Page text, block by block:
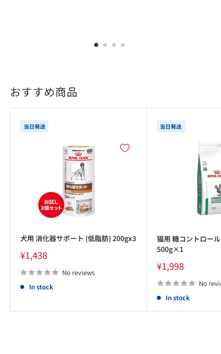
1 2 3 4
おすすめ商品
当日発送
犬用 消化器サポート (低脂肪) 200gx3
Sale
price
¥1,438
No reviews
In stock
当日発送
猫用 糖コントロー
500g×1
Sale
price
¥1,998
No
In stock